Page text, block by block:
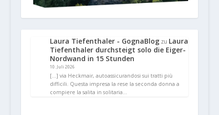
Laura Tiefenthaler - GognaBlogzu Laura
Tiefenthaler durchsteigt solo die Eiger-
Nordwand in 15 Stunden
10. Juli 2026
[…] via Heckmair, autoassicurandosi sui tratti più
difficili. Questa impresa la rese la seconda donna a
compiere la salita in solitaria…